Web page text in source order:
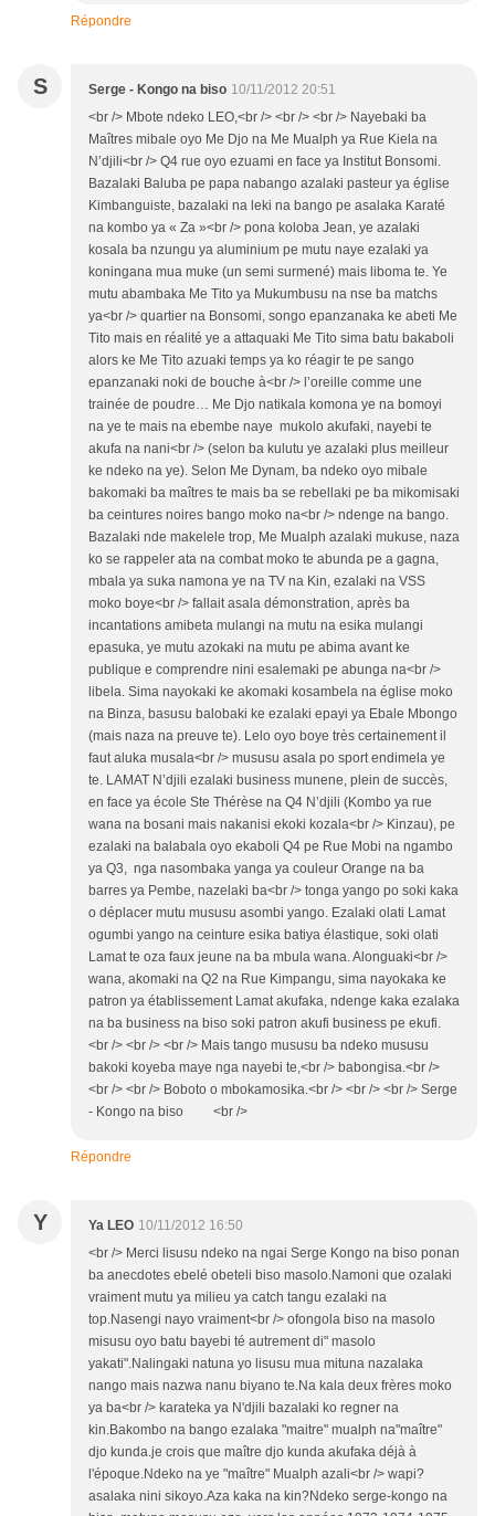
Répondre
S Serge - Kongo na biso 10/11/2012 20:51
<br /> Mbote ndeko LEO,<br /> <br /> <br /> Nayebaki ba
Maîtres mibale oyo Me Djo na Me Mualph ya Rue Kiela na
N’djili<br /> Q4 rue oyo ezuami en face ya Institut Bonsomi.
Bazalaki Baluba pe papa nabango azalaki pasteur ya église
Kimbanguiste, bazalaki na leki na bango pe asalaka Karaté
na kombo ya « Za »<br /> pona koloba Jean, ye azalaki
kosala ba nzungu ya aluminium pe mutu naye ezalaki ya
koningana mua muke (un semi surmené) mais liboma te. Ye
mutu abambaka Me Tito ya Mukumbusu na nse ba matchs
ya<br /> quartier na Bonsomi, songo epanzanaka ke abeti Me
Tito mais en réalité ye a attaquaki Me Tito sima batu bakaboli
alors ke Me Tito azuaki temps ya ko réagir te pe sango
epanzanaki noki de bouche à<br /> l’oreille comme une
trainée de poudre… Me Djo natikala komona ye na bomoyi
na ye te mais na ebembe naye mukolo akufaki, nayebi te
akufa na nani<br /> (selon ba kulutu ye azalaki plus meilleur
ke ndeko na ye). Selon Me Dynam, ba ndeko oyo mibale
bakomaki ba maîtres te mais ba se rebellaki pe ba mikomisaki
ba ceintures noires bango moko na<br /> ndenge na bango.
Bazalaki nde makelele trop, Me Mualph azalaki mukuse, naza
ko se rappeler ata na combat moko te abunda pe a gagna,
mbala ya suka namona ye na TV na Kin, ezalaki na VSS
moko boye<br /> fallait asala démonstration, après ba
incantations amibeta mulangi na mutu na esika mulangi
epasuka, ye mutu azokaki na mutu pe abima avant ke
publique e comprendre nini esalemaki pe abunga na<br />
libela. Sima nayokaki ke akomaki kosambela na église moko
na Binza, basusu balobaki ke ezalaki epayi ya Ebale Mbongo
(mais naza na preuve te). Lelo oyo boye très certainement il
faut aluka musala<br /> mususu asala po sport endimela ye
te. LAMAT N’djili ezalaki business munene, plein de succès,
en face ya école Ste Thérèse na Q4 N’djili (Kombo ya rue
wana na bosani mais nakanisi ekoki kozala<br /> Kinzau), pe
ezalaki na balabala oyo ekaboli Q4 pe Rue Mobi na ngambo
ya Q3, nga nasombaka yanga ya couleur Orange na ba
barres ya Pembe, nazelaki ba<br /> tonga yango po soki kaka
o déplacer mutu mususu asombi yango. Ezalaki olati Lamat
ogumbi yango na ceinture esika batiya élastique, soki olati
Lamat te oza faux jeune na ba mbula wana. Alonguaki<br />
wana, akomaki na Q2 na Rue Kimpangu, sima nayokaka ke
patron ya établissement Lamat akufaka, ndenge kaka ezalaka
na ba business na biso soki patron akufi business pe ekufi.
<br /> <br /> <br /> Mais tango mususu ba ndeko mususu
bakoki koyeba maye nga nayebi te,<br /> babongisa.<br />
<br /> <br /> Boboto o mbokamosika.<br /> <br /> <br /> Serge
- Kongo na biso <br />
Répondre
Y Ya LEO 10/11/2012 16:50
<br /> Merci lisusu ndeko na ngai Serge Kongo na biso ponan
ba anecdotes ebelé obeteli biso masolo.Namoni que ozalaki
vraiment mutu ya milieu ya catch tangu ezalaki na
top.Nasengi nayo vraiment<br /> ofongola biso na masolo
misusu oyo batu bayebi té autrement di" masolo
yakati".Nalingaki natuna yo lisusu mua mituna nazalaka
nango mais nazwa nanu biyano te.Na kala deux frères moko
ya ba<br /> karateka ya N'djili bazalaki ko regner na
kin.Bakombo na bango ezalaka "maitre" mualph na"maître"
djo kunda.je crois que maître djo kunda akufaka déjà à
l'époque.Ndeko na ye "maître" Mualph azali<br /> wapi?
asalaka nini sikoyo.Aza kaka na kin?Ndeko serge-kongo na